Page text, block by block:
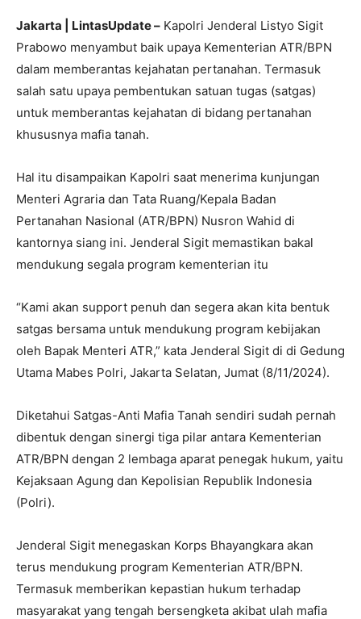
Jakarta | LintasUpdate – Kapolri Jenderal Listyo Sigit
Prabowo menyambut baik upaya Kementerian ATR/BPN
dalam memberantas kejahatan pertanahan. Termasuk
salah satu upaya pembentukan satuan tugas (satgas)
untuk memberantas kejahatan di bidang pertanahan
khususnya mafia tanah.
Hal itu disampaikan Kapolri saat menerima kunjungan
Menteri Agraria dan Tata Ruang/Kepala Badan
Pertanahan Nasional (ATR/BPN) Nusron Wahid di
kantornya siang ini. Jenderal Sigit memastikan bakal
mendukung segala program kementerian itu
“Kami akan support penuh dan segera akan kita bentuk
satgas bersama untuk mendukung program kebijakan
oleh Bapak Menteri ATR,” kata Jenderal Sigit di di Gedung
Utama Mabes Polri, Jakarta Selatan, Jumat (8/11/2024).
Diketahui Satgas-Anti Mafia Tanah sendiri sudah pernah
dibentuk dengan sinergi tiga pilar antara Kementerian
ATR/BPN dengan 2 lembaga aparat penegak hukum, yaitu
Kejaksaan Agung dan Kepolisian Republik Indonesia
(Polri).
Jenderal Sigit menegaskan Korps Bhayangkara akan
terus mendukung program Kementerian ATR/BPN.
Termasuk memberikan kepastian hukum terhadap
masyarakat yang tengah bersengketa akibat ulah mafia